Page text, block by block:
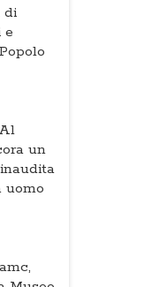
di
e
Al
un
uomo